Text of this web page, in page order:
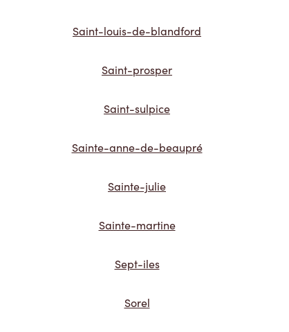
Saint-louis-de-blandford
Saint-prosper
Saint-sulpice
Sainte-anne-de-beaupré
Sainte-julie
Sainte-martine
Sept-iles
Sorel